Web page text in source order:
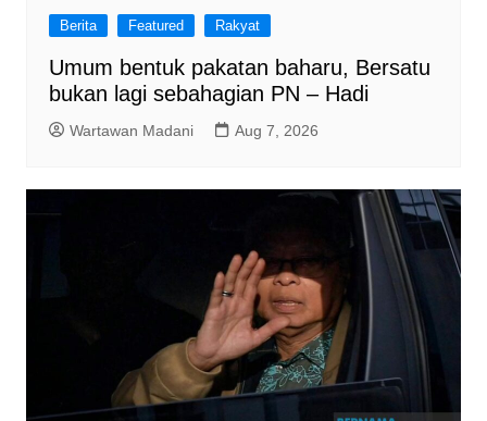
Berita Featured Rakyat
Umum bentuk pakatan baharu, Bersatu
bukan lagi sebahagian PN – Hadi
Wartawan Madani Aug 7, 2026